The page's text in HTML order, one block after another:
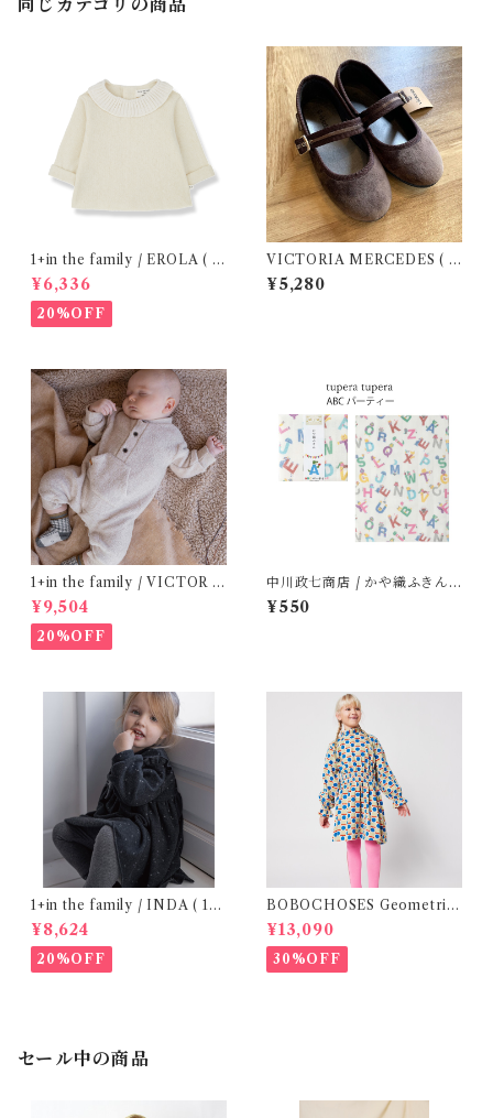
1+in the family / EROLA ( 2
4m )
¥6,336
20%OFF
VICTORIA MERCEDES ( 2
9-34 / Testa )
¥5,280
1+in the family / VICTOR (
12m )
¥9,504
20%OFF
中川政七商店 / かや織ふきん (
tupera tupera ABCパーティ
ー)
¥550
1+in the family / INDA ( 12-
48m )
¥8,624
20%OFF
BOBOCHOSES Geometric
Scacs all over dress / 4-8Y
¥13,090
30%OFF
セール中の商品